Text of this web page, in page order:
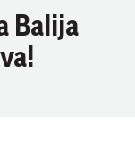
Balija